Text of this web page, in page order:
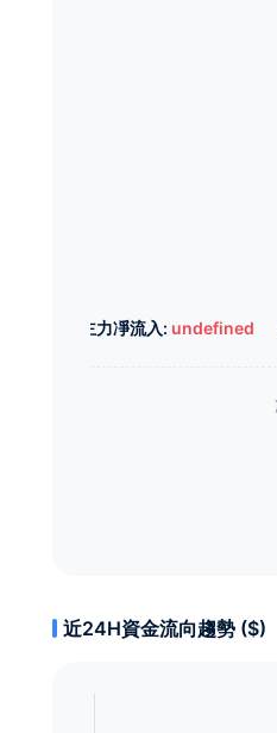
主力凈流入: undefined
近24H資金流向趨勢 ($)